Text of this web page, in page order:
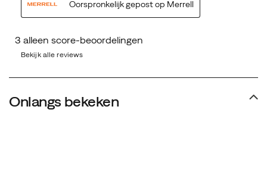
Bekijk alle reviews
Onlangs bekeken